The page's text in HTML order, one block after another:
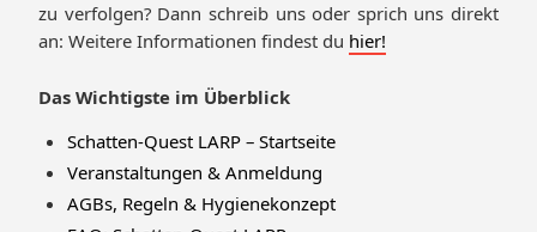
zu verfolgen? Dann schreib uns oder sprich uns direkt
an: Weitere Informationen findest du hier!
Das Wichtigste im Überblick
Schatten-Quest LARP – Startseite
Veranstaltungen & Anmeldung
AGBs, Regeln & Hygienekonzept